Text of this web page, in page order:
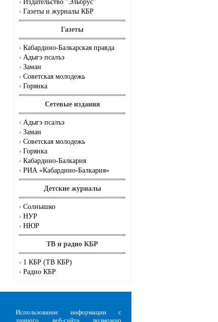
Издательство "Эльбрус"
Газеты и журналы КБР
Газеты
Кабардино-Балкарская правда
Адыгэ псалъэ
Заман
Советская молодежь
Горянка
Сетевые издания
Адыгэ псалъэ
Заман
Советская молодежь
Горянка
Кабардино-Балкария
РИА «Кабардино-Балкария»
Детские журналы
Солнышко
НУР
НЮР
ТВ и радио КБР
1 КБР (ТВ КБР)
Радио КБР
Использование информации с
данного веб-сайта возможно